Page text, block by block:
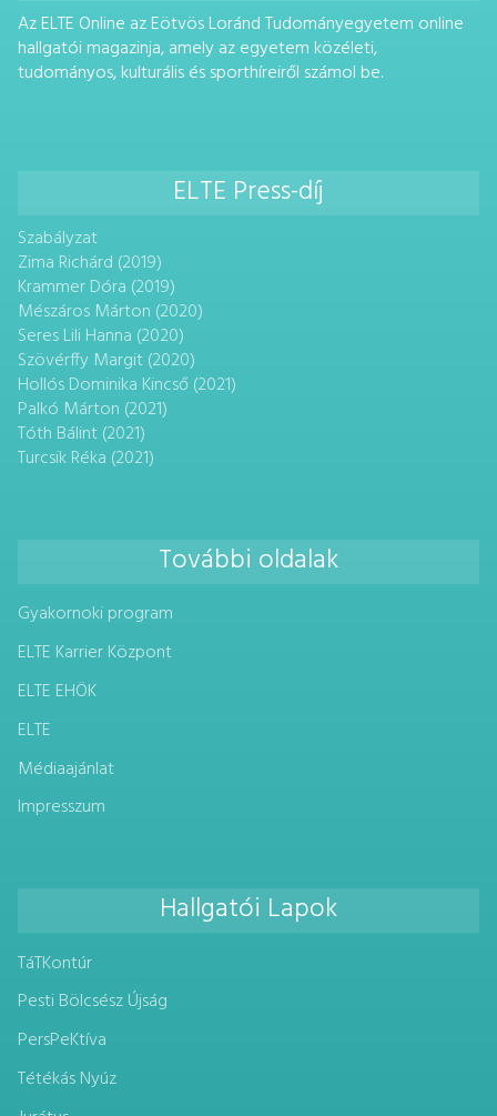
Az ELTE Online az Eötvös Loránd Tudományegyetem online
hallgatói magazinja, amely az egyetem közéleti,
tudományos, kulturális és sporthíreiről számol be.
ELTE Press-díj
Szabályzat
Zima Richárd (2019)
Krammer Dóra (2019)
Mészáros Márton (2020)
Seres Lili Hanna (2020)
Szövérffy Margit (2020)
Hollós Dominika Kincső (2021)
Palkó Márton (2021)
Tóth Bálint (2021)
Turcsik Réka (2021)
További oldalak
Gyakornoki program
ELTE Karrier Központ
ELTE EHÖK
ELTE
Médiaajánlat
Impresszum
Hallgatói Lapok
TáTKontúr
Pesti Bölcsész Újság
PersPeKtíva
Tétékás Nyúz